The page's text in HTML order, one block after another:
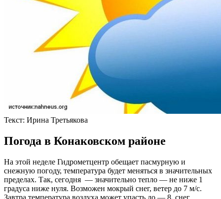
Текст: Ирина Третьякова
Погода в Конаковском районе
На этой неделе Гидрометцентр обещает пасмурную и
снежную погоду, температура будет меняться в значительных
пределах. Так, сегодня — значительно тепло — не ниже 1
градуса ниже нуля. Возможен мокрый снег, ветер до 7 м/с.
Завтра температура воздуха может упасть до — 8, снег